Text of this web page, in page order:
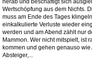
Wertschöpfung aus dem Nichts.
muss am Ende des Tages klingeln,
einkalkulierte Verluste wieder
werden und am Abend zählt nur
Mammon. Wer nicht mitspielt, ist
kommen und gehen genauso wie
Absteiger,...